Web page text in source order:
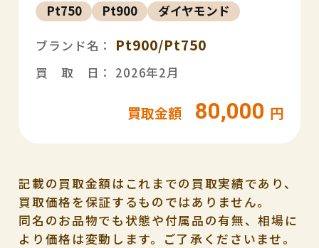
Pt750 Pt900 ダイヤモンド
ブランド名： Pt900/Pt750
買 取 日： 2026年2月
買取金額 80,000 円
記載の買取金額はこれまでの買取実績であり、
買取価格を保証するものではありません。
同名のお品物でも状態や付属品の有無、相場に
より価格は変動します。ご了承くださいませ。